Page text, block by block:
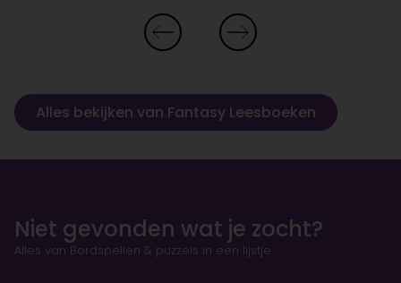
Alles bekijken van Fantasy Leesboeken
Niet gevonden wat je zocht?
Alles van Bordspellen & puzzels in een lijstje.